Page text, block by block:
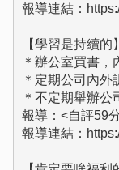
報導連結：
【學習是持續的】
＊辦公室買書，
＊定期公司內
＊不定期舉辦
報導：<自評59
報導連結：